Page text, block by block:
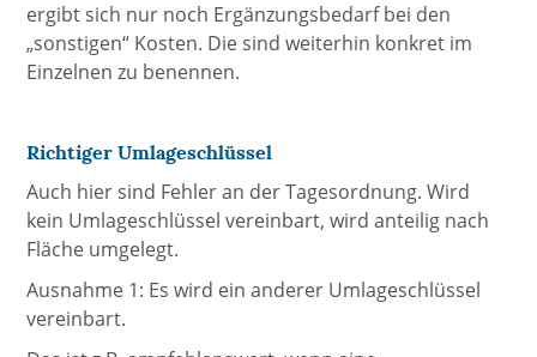
ergibt sich nur noch Ergänzungsbedarf bei den
„sonstigen“ Kosten. Die sind weiterhin konkret im
Einzelnen zu benennen.
Richtiger Umlageschlüssel
Auch hier sind Fehler an der Tagesordnung. Wird
kein Umlageschlüssel vereinbart, wird anteilig nach
Fläche umgelegt.
Ausnahme 1: Es wird ein anderer Umlageschlüssel
vereinbart.